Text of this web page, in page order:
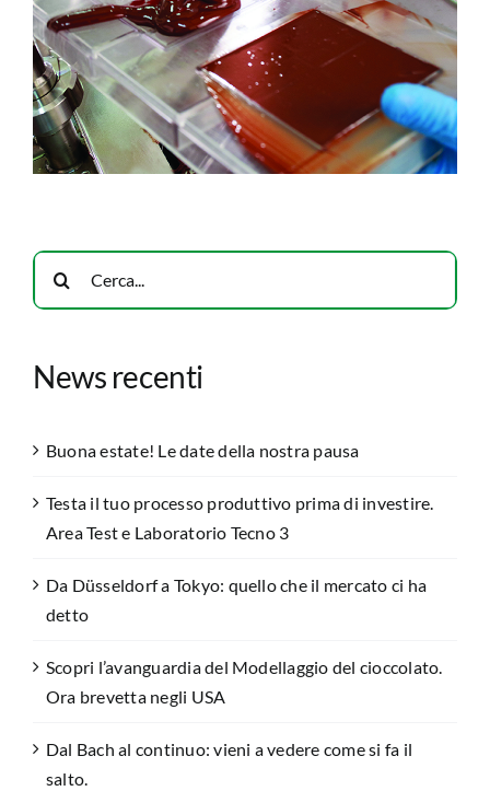
Cerca
per:
News recenti
Buona estate! Le date della nostra pausa
Testa il tuo processo produttivo prima di investire.
Area Test e Laboratorio Tecno 3
Da Düsseldorf a Tokyo: quello che il mercato ci ha
detto
Scopri l’avanguardia del Modellaggio del cioccolato.
Ora brevetta negli USA
Dal Bach al continuo: vieni a vedere come si fa il
salto.